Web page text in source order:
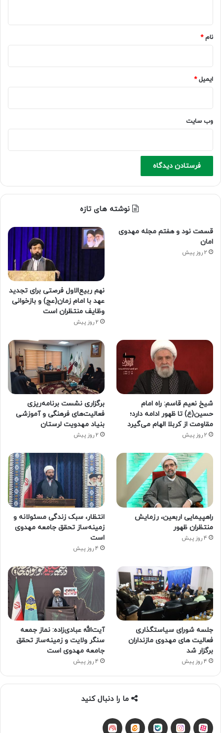
نام*
ایمیل*
وب‌ سایت
نوشته های تازه
قسمت نود و هفتم مجله مهدوی
امان
2 روز پیش
نهم ربیع‌الاول فرصتی برای تجدید
عهد با امام زمان(عج) و بازخوانی
وظایف منتظران است
2 روز پیش
شیخ نعیم قاسم: راه امام
حسین(ع) تا ظهور ادامه دارد؛
مقاومت از کربلا الهام می‌گیرد
2 روز پیش
برگزاری نشست برنامه‌ریزی
فعالیت‌های فرهنگی و آموزشی
بنیاد مهدویت لرستان
2 روز پیش
راهپیمایی اربعین، رزمایش
منتظران ظهور
4 روز پیش
انتظار، سبک زندگی مسئولانه و
زمینه‌ساز تحقق جامعه مهدوی
است
4 روز پیش
جلسه شورای سیاستگذاری
فعالیت های مهدوی مازنداران
برگزار شد
4 روز پیش
آیت‌الله عبادی‌زاده: نماز جمعه
سنگر ولایت و زمینه‌ساز تحقق
جامعه مهدوی است
4 روز پیش
ما را دنبال کنید
آپاراتاینستاگرام
بله ایتا شنوتو